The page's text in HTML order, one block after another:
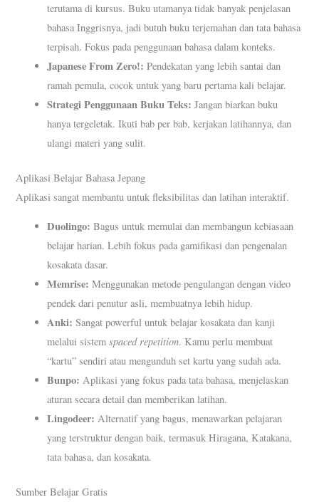
terutama di kursus. Buku utamanya tidak banyak penjelasan
bahasa Inggrisnya, jadi butuh buku terjemahan dan tata bahasa
terpisah. Fokus pada penggunaan bahasa dalam konteks.
Japanese From Zero!: Pendekatan yang lebih santai dan
ramah pemula, cocok untuk yang baru pertama kali belajar.
Strategi Penggunaan Buku Teks: Jangan biarkan buku
hanya tergeletak. Ikuti bab per bab, kerjakan latihannya, dan
ulangi materi yang sulit.
Aplikasi Belajar Bahasa Jepang
Aplikasi sangat membantu untuk fleksibilitas dan latihan interaktif.
Duolingo: Bagus untuk memulai dan membangun kebiasaan
belajar harian. Lebih fokus pada gamifikasi dan pengenalan
kosakata dasar.
Memrise: Menggunakan metode pengulangan dengan video
pendek dari penutur asli, membuatnya lebih hidup.
Anki: Sangat powerful untuk belajar kosakata dan kanji
melalui sistemspaced repetition. Kamu perlu membuat
“kartu” sendiri atau mengunduh set kartu yang sudah ada.
Bunpo: Aplikasi yang fokus pada tata bahasa, menjelaskan
aturan secara detail dan memberikan latihan.
Lingodeer: Alternatif yang bagus, menawarkan pelajaran
yang terstruktur dengan baik, termasuk Hiragana, Katakana,
tata bahasa, dan kosakata.
Sumber Belajar Gratis